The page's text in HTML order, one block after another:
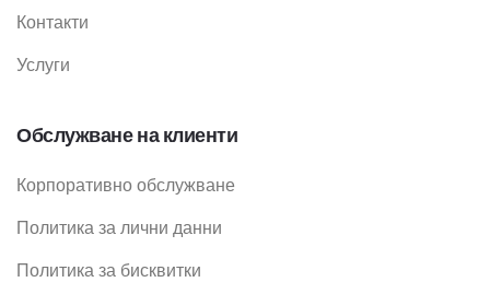
Контакти
Услуги
Обслужване на клиенти
Корпоративно обслужване
Политика за лични данни
Политика за бисквитки